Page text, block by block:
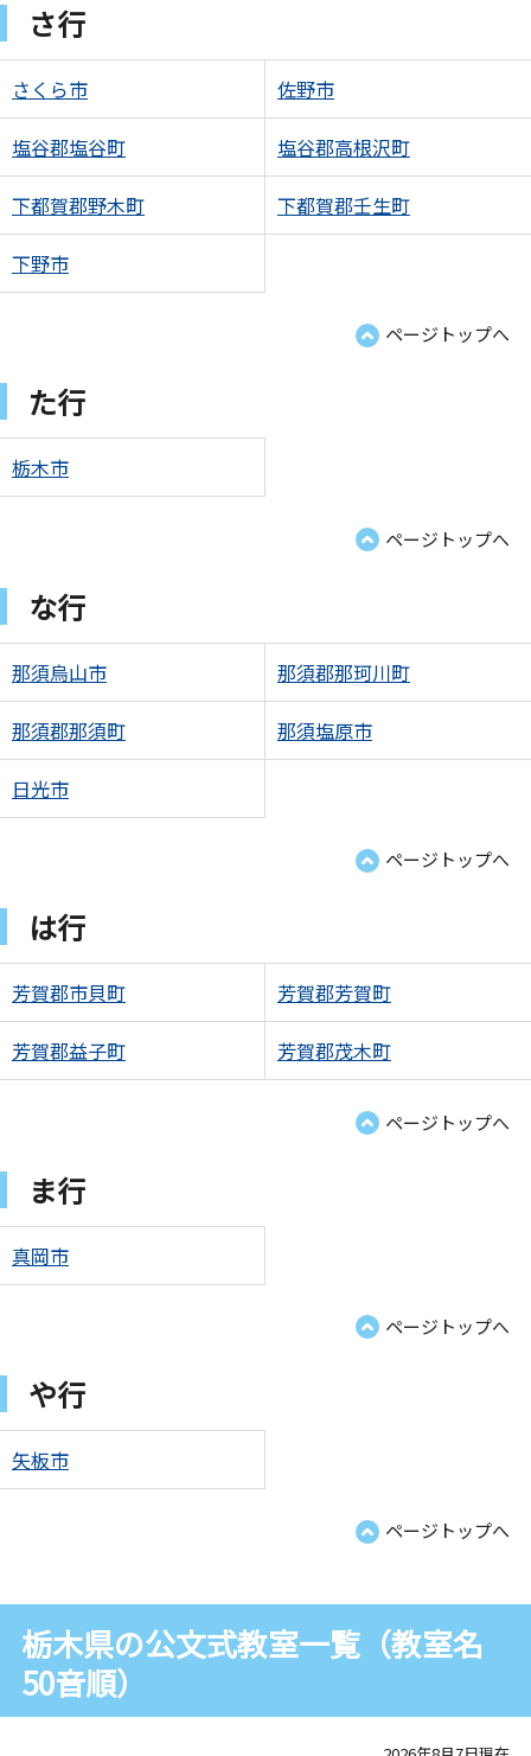
さ行
さくら市 佐野市
塩谷郡塩谷町 塩谷郡高根沢町
下都賀郡野木町 下都賀郡壬生町
下野市
ページトップへ
た行
栃木市
ページトップへ
な行
那須烏山市 那須郡那珂川町
那須郡那須町 那須塩原市
日光市
ページトップへ
は行
芳賀郡市貝町 芳賀郡芳賀町
芳賀郡益子町 芳賀郡茂木町
ページトップへ
ま行
真岡市
ページトップへ
や行
矢板市
ページトップへ
栃木県の公文式教室一覧（教室名
50音順）